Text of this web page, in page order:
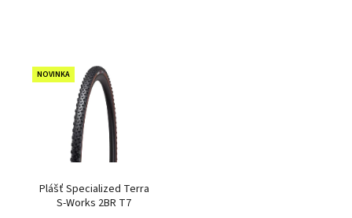
NOVINKA
Plášť Specialized Terra
S-Works 2BR T7